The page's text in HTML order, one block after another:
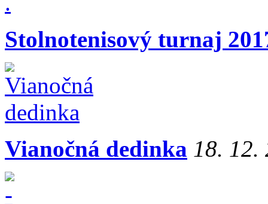
Stolnotenisový turnaj
Vianočná dedinka 18. 12.